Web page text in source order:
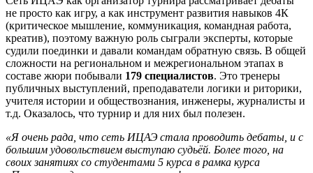
не просто как игру, а как инструмент развития навыков 4К
(критическое мышление, коммуникация, командная работа,
креатив), поэтому важную роль сыграли эксперты, которые
судили поединки и давали командам обратную связь. В общей
сложности на региональном и межрегиональном этапах в
составе жюри побывали 179 специалистов. Это тренеры
публичных выступлений, преподаватели логики и риторики,
учителя истории и обществознания, инженеры, журналисты и
т.д. Оказалось, что турнир и для них был полезен.
«Я очень рада, что сеть ИЦАЭ стала проводить дебаты, и с
большим удовольствием выступаю судьёй. Более того, на
своих занятиях со студентами 5 курса в рамка курса